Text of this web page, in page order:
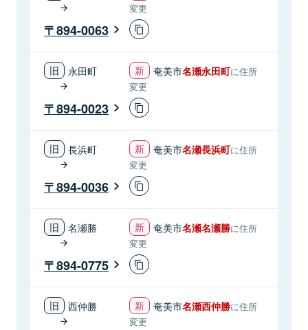
変更
894-0063
永田町 奄美市名瀬永田町に住所
変更
894-0023
長浜町 奄美市名瀬長浜町に住所
変更
894-0036
名瀬勝 奄美市名瀬名瀬勝に住所
変更
894-0775
西仲勝 奄美市名瀬西仲勝に住所
変更